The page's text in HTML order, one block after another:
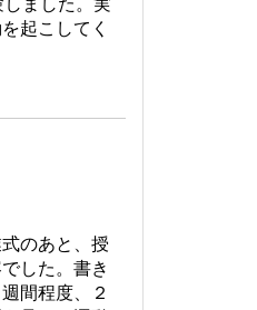
起こしてく
のあと、授
した。書き
間程度、２